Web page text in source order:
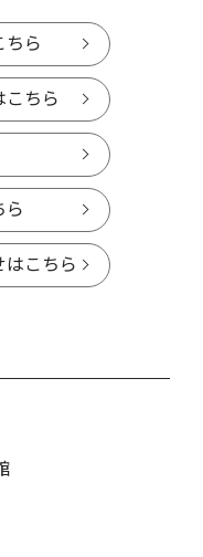
ちら
こちら
ら
はこちら